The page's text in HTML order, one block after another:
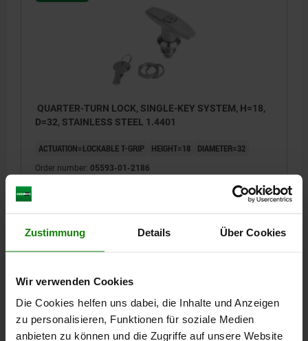
Zustimmung Details Über Cookies
Wir verwenden Cookies
Die Cookies helfen uns dabei, die Inhalte und Anzeigen
zu personalisieren, Funktionen für soziale Medien
anbieten zu können und die Zugriffe auf unsere Website
QUARTER-TURN LOCK, SINGLE-KEY SYSTEM, H=18,
D=32, STAINLESS STEEL 1.4401
ACTUATION=LOCKABLE T-GRIP HEIGHT=18 DIAMETER=32
Order number: 05593-01-2186
DETAILS
CAD